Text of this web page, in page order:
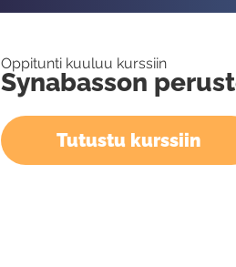
Oppitunti kuuluu kurssiin
Synabasson
Tutustu kurssiin